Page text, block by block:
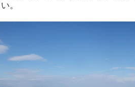
。